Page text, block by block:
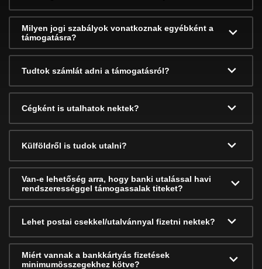
Milyen jogi szabályok vonatkoznak egyébként a
támogatásra?
Tudtok számlát adni a támogatásról?
Cégként is utalhatok nektek?
Külföldről is tudok utalni?
Van-e lehetőség arra, hogy banki utalással havi
rendszerességgel támogassalak titeket?
Lehet postai csekkel/utalvánnyal fizetni nektek?
Miért vannak a bankkártyás fizetések
minimumösszegekhez kötve?